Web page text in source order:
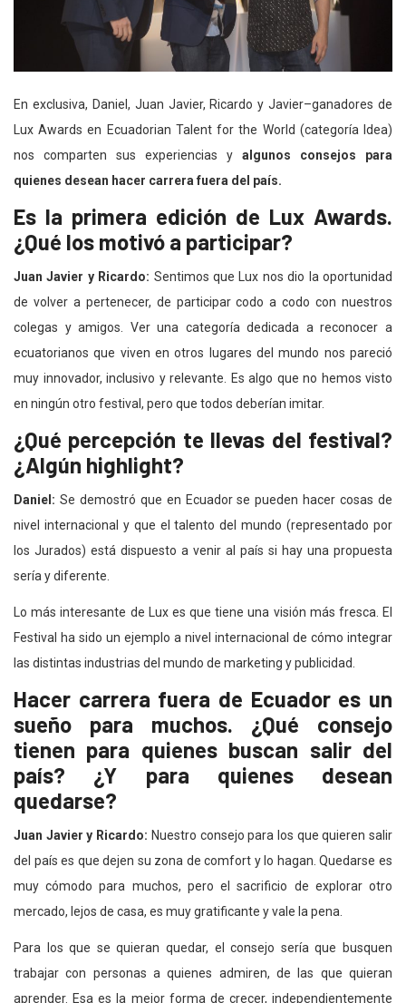
En exclusiva, Daniel, Juan Javier, Ricardo y Javier–ganadores de
Lux Awards en Ecuadorian Talent for the World (categoría Idea)
nos comparten sus experiencias y algunos consejos para
quienes desean hacer carrera fuera del país.
Es la primera edición de Lux Awards.
¿Qué los motivó a participar?
Juan Javier y Ricardo: Sentimos que Lux nos dio la oportunidad
de volver a pertenecer, de participar codo a codo con nuestros
colegas y amigos. Ver una categoría dedicada a reconocer a
ecuatorianos que viven en otros lugares del mundo nos pareció
muy innovador, inclusivo y relevante. Es algo que no hemos visto
en ningún otro festival, pero que todos deberían imitar.
¿Qué percepción te llevas del festival?
¿Algún highlight?
Daniel: Se demostró que en Ecuador se pueden hacer cosas de
nivel internacional y que el talento del mundo (representado por
los Jurados) está dispuesto a venir al país si hay una propuesta
sería y diferente.
Lo más interesante de Lux es que tiene una visión más fresca. El
Festival ha sido un ejemplo a nivel internacional de cómo integrar
las distintas industrias del mundo de marketing y publicidad.
Hacer carrera fuera de Ecuador es un
sueño para muchos. ¿Qué consejo
tienen para quienes buscan salir del
país? ¿Y para quienes desean
quedarse?
Juan Javier y Ricardo: Nuestro consejo para los que quieren salir
del país es que dejen su zona de comfort y lo hagan. Quedarse es
muy cómodo para muchos, pero el sacrificio de explorar otro
mercado, lejos de casa, es muy gratificante y vale la pena.
Para los que se quieran quedar, el consejo sería que busquen
trabajar con personas a quienes admiren, de las que quieran
aprender. Esa es la mejor forma de crecer, independientemente